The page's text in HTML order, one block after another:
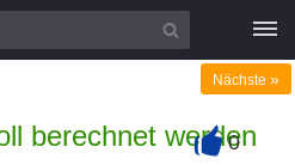
berechnet werden
Nächste »
0